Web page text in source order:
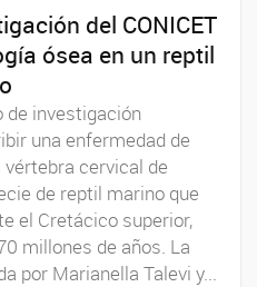
del CONICET
ósea en un reptil
de investigación
una enfermedad de
cervical de
de reptil marino que
el Cretácico superior,
millones de años. La
por Marianella Talevi y...